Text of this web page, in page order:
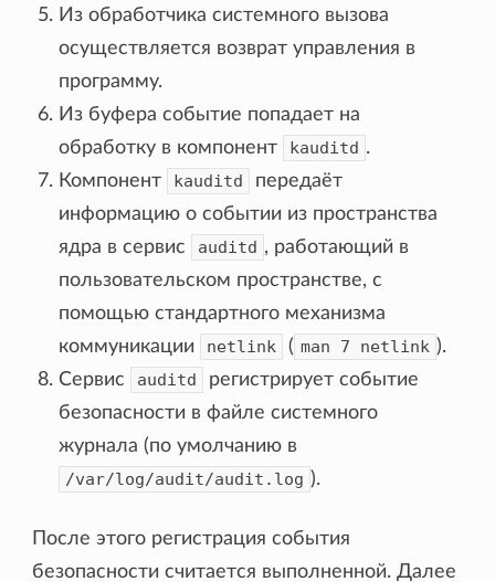
Из обработчика системного вызова
осуществляется возврат управления в
программу.
Из буфера событие попадает на
обработку в компонент
kauditd .
Компонент
kauditd
передаёт
информацию о событии из пространства
ядра в сервис
auditd , работающий в
пользовательском пространстве, с
помощью стандартного механизма
коммуникации
netlink ( man 7 netlink ).
Сервис
auditd
регистрирует событие
безопасности в файле системного
журнала (по умолчанию в
/var/log/audit/audit.log ).
После этого регистрация события
безопасности считается выполненной. Далее